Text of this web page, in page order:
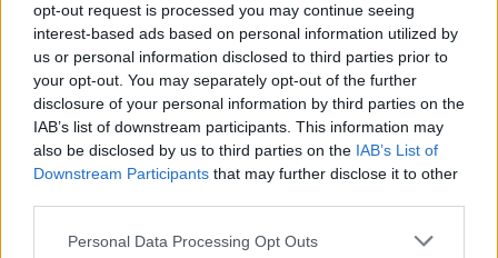
opt-out request is processed you may continue seeing
interest-based ads based on personal information utilized by
us or personal information disclosed to third parties prior to
your opt-out. You may separately opt-out of the further
disclosure of your personal information by third parties on the
IAB’s list of downstream participants. This information may
also be disclosed by us to third parties on the IAB’s List of
Downstream Participants that may further disclose it to other
Please note that this website/app uses one or more Google
Personal Data Processing Opt Outs
Kedvenc cikkek elmentése, könyvjelzők
Az első hónap csak 200 Ft-ba kerül. Próbálja
ki!
KIPRÓBÁLOM 200 FT-ÉRT